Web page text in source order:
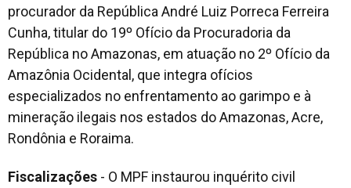
procurador da República André Luiz Porreca Ferreira
Cunha, titular do 19º Ofício da Procuradoria da
República no Amazonas, em atuação no 2º Ofício da
Amazônia Ocidental, que integra ofícios
especializados no enfrentamento ao garimpo e à
mineração ilegais nos estados do Amazonas, Acre,
Rondônia e Roraima.
Fiscalizações - O MPF instaurou inquérito civil